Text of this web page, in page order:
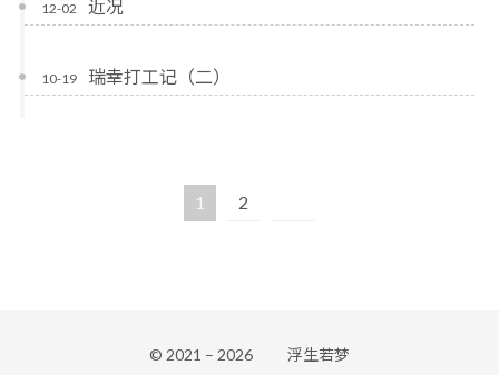
12-02 近况
10-19 瑞幸打工记（二）
1 2
© 2021 – 2026 浮生若梦